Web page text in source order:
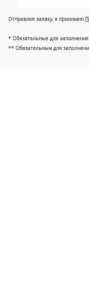
Отправляя заявку, я принимаю
* Обязательные для
** Обязательным для